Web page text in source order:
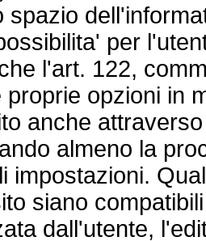
spazio
per
l'art. 122,
proprie opzioni in
anche
almeno la
impostazioni.
siano
dall'utente,